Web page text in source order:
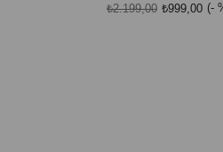
₺999,00
₺2.199,00